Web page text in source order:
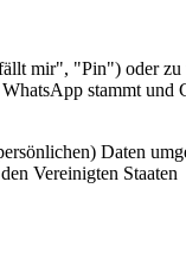
mir", "Pin") oder
stammt und
Daten
Vereinigten Staaten